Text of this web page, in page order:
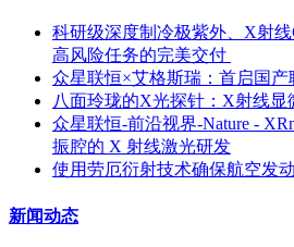
科研级深度制冷极紫外、X射线
高风险任务的完美交付 ​
众星联恒×艾格斯瑞：首启国
八面玲珑的X光探针：X射线
众星联恒-前沿视界-Nature -
振腔的 X 射线激光研发
使用劳厄衍射技术确保航空发
新闻动态